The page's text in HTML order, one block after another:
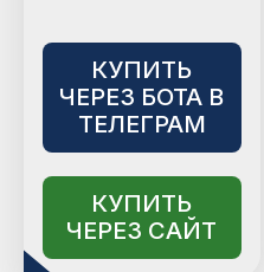
КУПИТЬ
ЧЕРЕЗ БОТА В
ТЕЛЕГРАМ
КУПИТЬ
ЧЕРЕЗ САЙТ